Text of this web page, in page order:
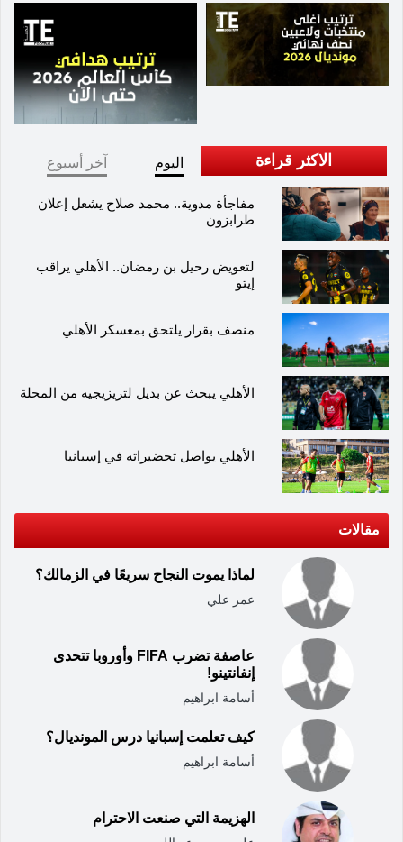
لمواصلة تعزيز تفوق الأتلتيكو في جدول الترتيب.
الاكثر قراءة اليوم آخر أسبوع
مفاجأة مدوية.. محمد صلاح يشعل إعلان
طرابزون
لتعويض رحيل بن رمضان.. الأهلي يراقب
إيتو
منصف بقرار يلتحق بمعسكر الأهلي
الأهلي يبحث عن بديل لتريزيجيه من المحلة
الأهلي يواصل تحضيراته في إسبانيا
مقالات
لماذا يموت النجاح سريعًا في الزمالك؟
عمر علي
عاصفة تضرب FIFA وأوروبا تتحدى
إنفانتينو!
أسامة ابراهيم
كيف تعلمت إسبانيا درس المونديال؟
أسامة ابراهيم
الهزيمة التي صنعت الاحترام